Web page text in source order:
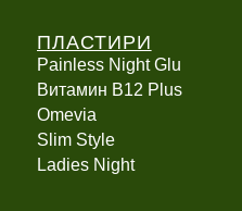
ПЛАСТИРИ
Painless Night Glu
Витамин B12 Plus
Оmevia
Slim Style
Ladies Night